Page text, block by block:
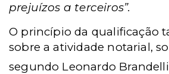
prejuízos a terceiros”.
O princípio da qualificação
sobre a atividade notarial,
segundo Leonardo Brandelli